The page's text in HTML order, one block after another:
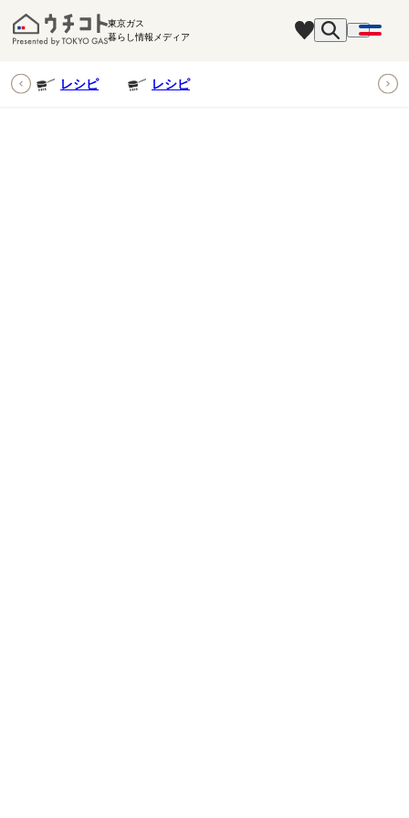
東京ガス
暮らし情報メディア
レシピ レシピ